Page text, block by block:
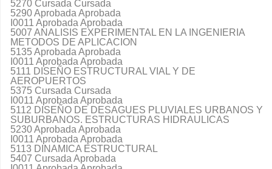
5270 Cursada Cursada
5290 Aprobada Aprobada
I0011 Aprobada Aprobada
5007 ANALISIS EXPERIMENTAL EN LA INGENIERIA
METODOS DE APLICACION
5135 Aprobada Aprobada
I0011 Aprobada Aprobada
5111 DISEÑO ESTRUCTURAL VIAL Y DE
AEROPUERTOS
5375 Cursada Cursada
I0011 Aprobada Aprobada
5112 DISEÑO DE DESAGUES PLUVIALES URBANOS Y
SUBURBANOS. ESTRUCTURAS HIDRAULICAS
5230 Aprobada Aprobada
I0011 Aprobada Aprobada
5113 DINAMICA ESTRUCTURAL
5407 Cursada Aprobada